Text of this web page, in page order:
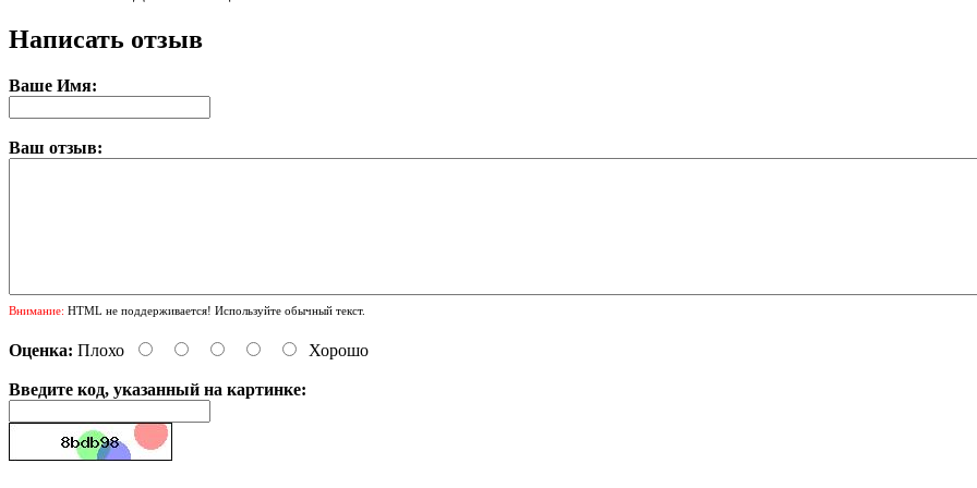
Написать отзыв
Ваше Имя:
Ваш отзыв:
Внимание: HTML не поддерживается! Используйте обычный текст.
Оценка: Плохо Хорошо
Введите код, указанный на картинке: